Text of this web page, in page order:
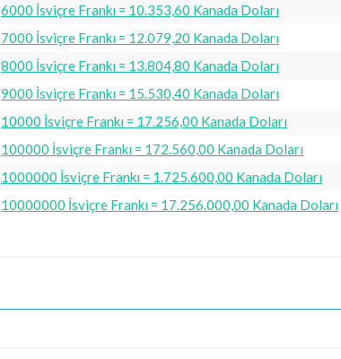
6000 İsviçre Frankı = 10.353,60 Kanada Doları
7000 İsviçre Frankı = 12.079,20 Kanada Doları
8000 İsviçre Frankı = 13.804,80 Kanada Doları
9000 İsviçre Frankı = 15.530,40 Kanada Doları
10000 İsviçre Frankı = 17.256,00 Kanada Doları
100000 İsviçre Frankı = 172.560,00 Kanada Doları
1000000 İsviçre Frankı = 1.725.600,00 Kanada Doları
10000000 İsviçre Frankı = 17.256.000,00 Kanada Doları